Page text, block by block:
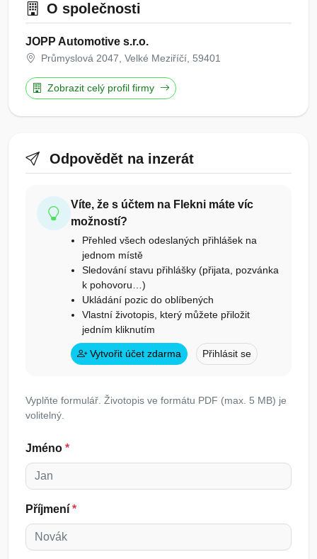
O společnosti
JOPP Automotive s.r.o.
Průmyslová 2047, Velké Meziříčí, 59401
Zobrazit celý profil firmy
Odpovědět na inzerát
Víte, že s účtem na Flekni máte víc
možností?
Přehled všech odeslaných přihlášek na
jednom místě
Sledování stavu přihlášky (přijata, pozvánka
k pohovoru…)
Ukládání pozic do oblíbených
Vlastní životopis, který můžete přiložit
jedním kliknutím
Vytvořit účet zdarma Přihlásit se
Vyplňte formulář. Životopis ve formátu PDF (max. 5 MB) je
volitelný.
Jméno *
Příjmení *